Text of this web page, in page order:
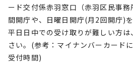
ード交付係赤羽窓口（赤羽区民事
間開庁や、日曜日開庁(月2回開庁)を
平日日中での受け取りが難しい方
さい。(参考：マイナンバーカード
受付時間)